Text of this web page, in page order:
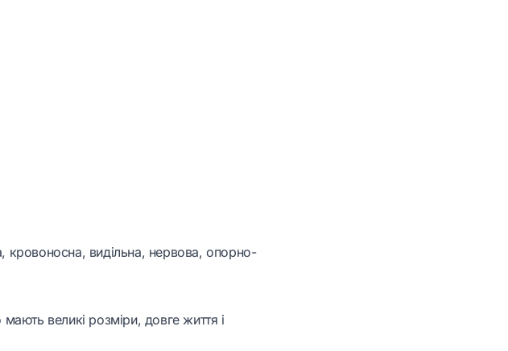
кровоносна, видільна, нервова, опорно-
великі розміри, довге життя і